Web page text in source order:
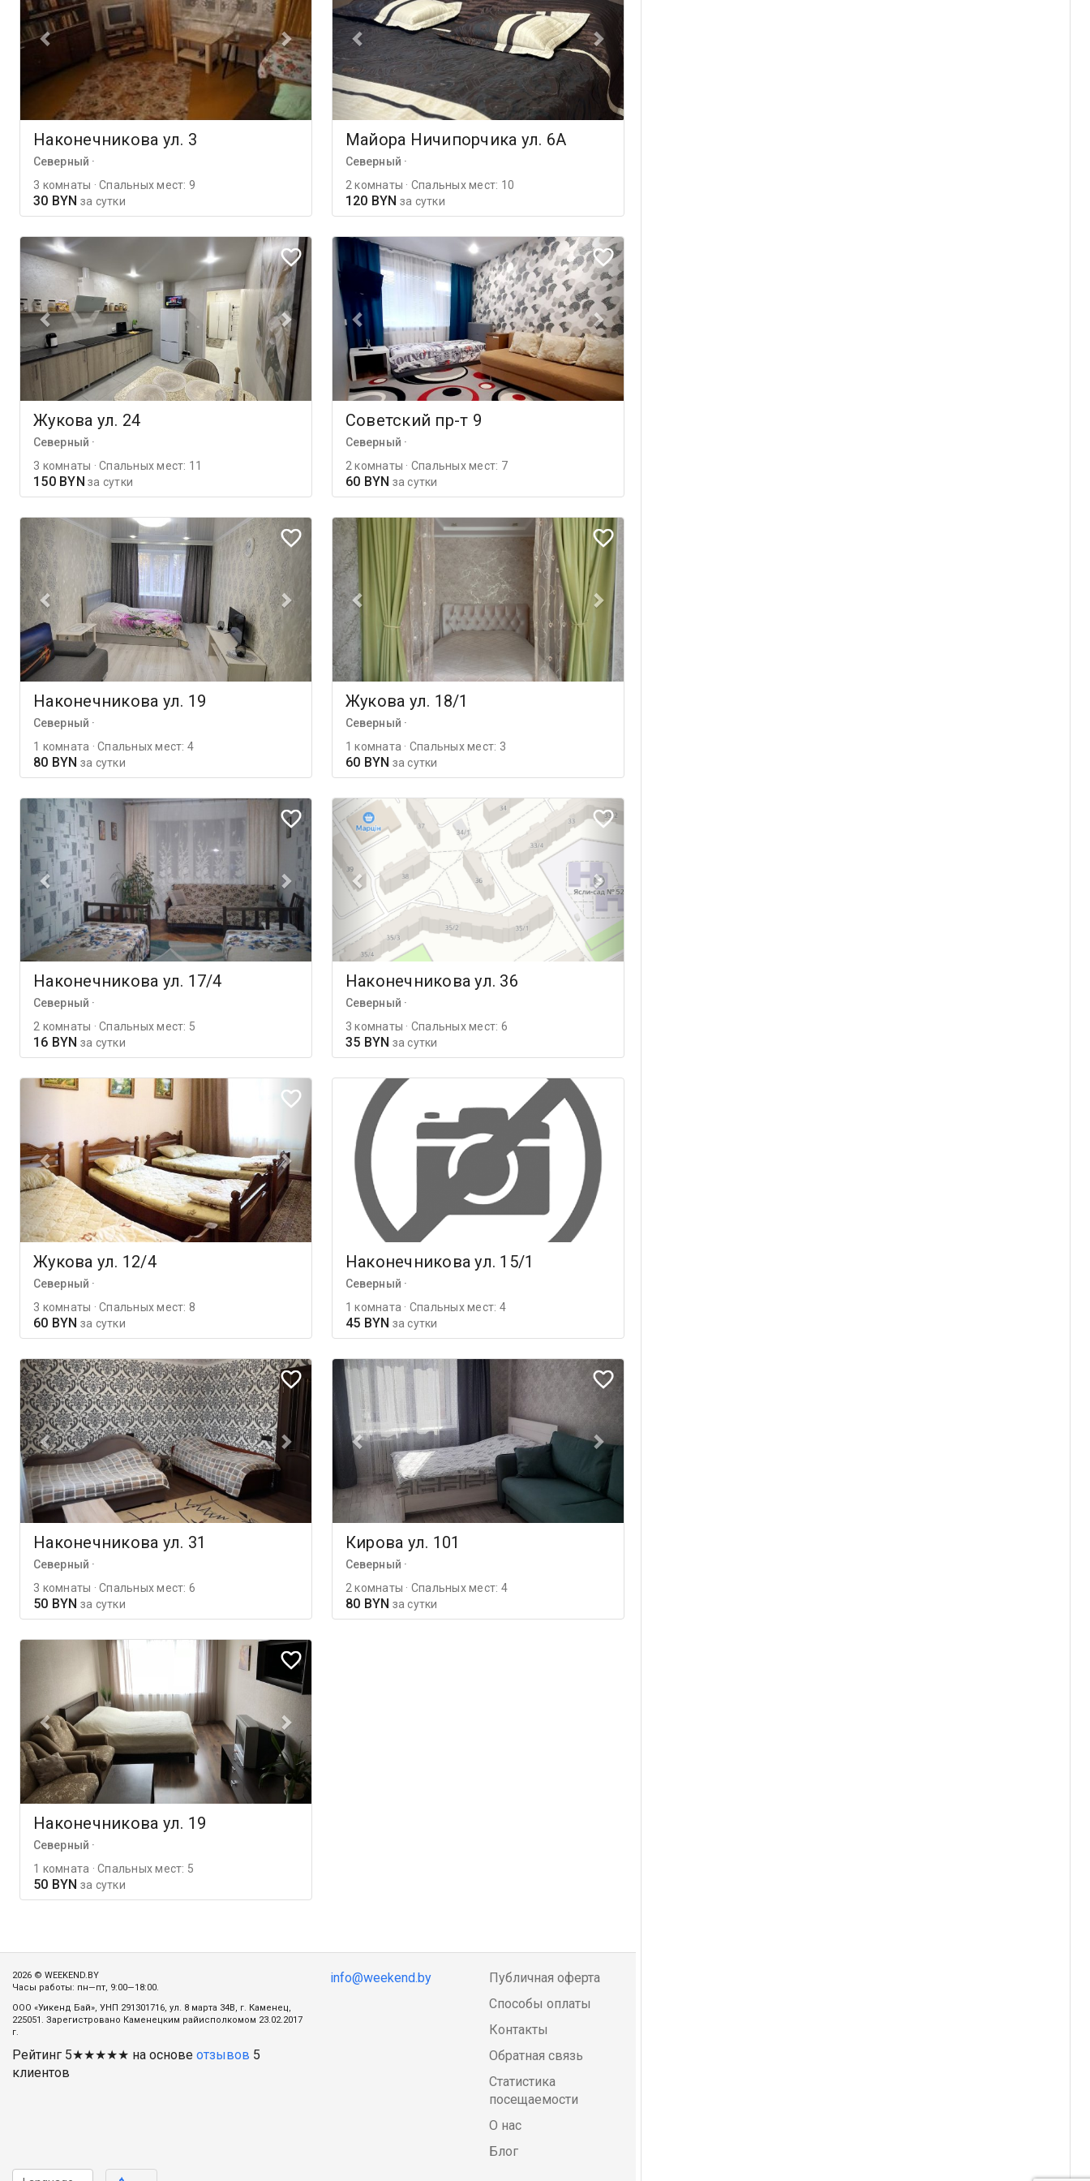
Наконечникова ул. 3
Северный ·
3 комнаты · Спальных мест: 9
30 BYN за сутки
Майора Ничипорчика ул. 6А
Северный ·
2 комнаты · Спальных мест: 10
120 BYN за сутки
Жукова ул. 24
Северный ·
3 комнаты · Спальных мест: 11
150 BYN за сутки
Советский пр-т 9
Северный ·
2 комнаты · Спальных мест: 7
60 BYN за сутки
Наконечникова ул. 19
Северный ·
1 комната · Спальных мест: 4
80 BYN за сутки
Жукова ул. 18/1
Северный ·
1 комната · Спальных мест: 3
60 BYN за сутки
Наконечникова ул. 17/4
Северный ·
2 комнаты · Спальных мест: 5
16 BYN за сутки
Наконечникова ул. 36
Северный ·
3 комнаты · Спальных мест: 6
35 BYN за сутки
Жукова ул. 12/4
Северный ·
3 комнаты · Спальных мест: 8
60 BYN за сутки
Наконечникова ул. 15/1
Северный ·
1 комната · Спальных мест: 4
45 BYN за сутки
Наконечникова ул. 31
Северный ·
3 комнаты · Спальных мест: 6
50 BYN за сутки
Кирова ул. 101
Северный ·
2 комнаты · Спальных мест: 4
80 BYN за сутки
Наконечникова ул. 19
Северный ·
1 комната · Спальных мест: 5
50 BYN за сутки
2026 © WEEKEND.BY
Часы работы: пн—пт, 9:00—18:00.
ООО «Уикенд Бай», УНП 291301716, ул. 8 марта 34В, г. Каменец,
225051. Зарегистровано Каменецким райисполкомом 23.02.2017
г.
Рейтинг 5★★★★★ на основе отзывов 5
клиентов
info@weekend.by
Публичная оферта
Способы оплаты
Контакты
Обратная связь
Статистика
посещаемости
О нас
Блог